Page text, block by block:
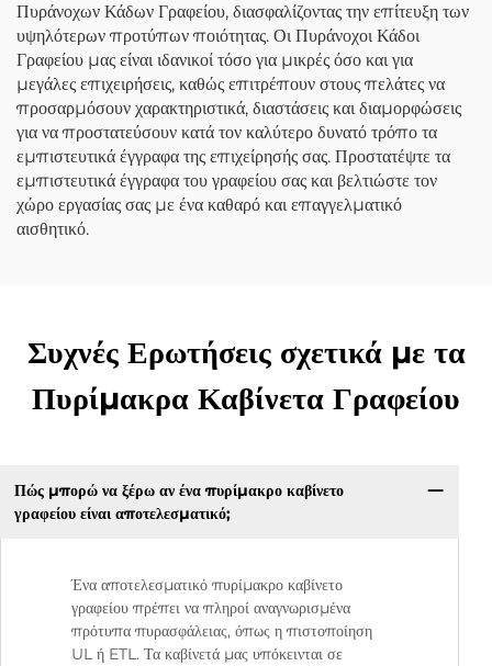
Πυράνοχων Κάδων Γραφείου, διασφαλίζοντας την επίτευξη των
υψηλότερων προτύπων ποιότητας. Οι Πυράνοχοι Κάδοι
Γραφείου μας είναι ιδανικοί τόσο για μικρές όσο και για
μεγάλες επιχειρήσεις, καθώς επιτρέπουν στους πελάτες να
προσαρμόσουν χαρακτηριστικά, διαστάσεις και διαμορφώσεις
για να προστατεύσουν κατά τον καλύτερο δυνατό τρόπο τα
εμπιστευτικά έγγραφα της επιχείρησής σας. Προστατέψτε τα
εμπιστευτικά έγγραφα του γραφείου σας και βελτιώστε τον
χώρο εργασίας σας με ένα καθαρό και επαγγελματικό
αισθητικό.
Συχνές Ερωτήσεις σχετικά με τα
Πυρίμακρα Καβίνετα Γραφείου
Πώς μπορώ να ξέρω αν ένα πυρίμακρο καβίνετο
γραφείου είναι αποτελεσματικό;
Ένα αποτελεσματικό πυρίμακρο καβίνετο
γραφείου πρέπει να πληροί αναγνωρισμένα
πρότυπα πυρασφάλειας, όπως η πιστοποίηση
UL ή ETL. Τα καβίνετά μας υπόκεινται σε